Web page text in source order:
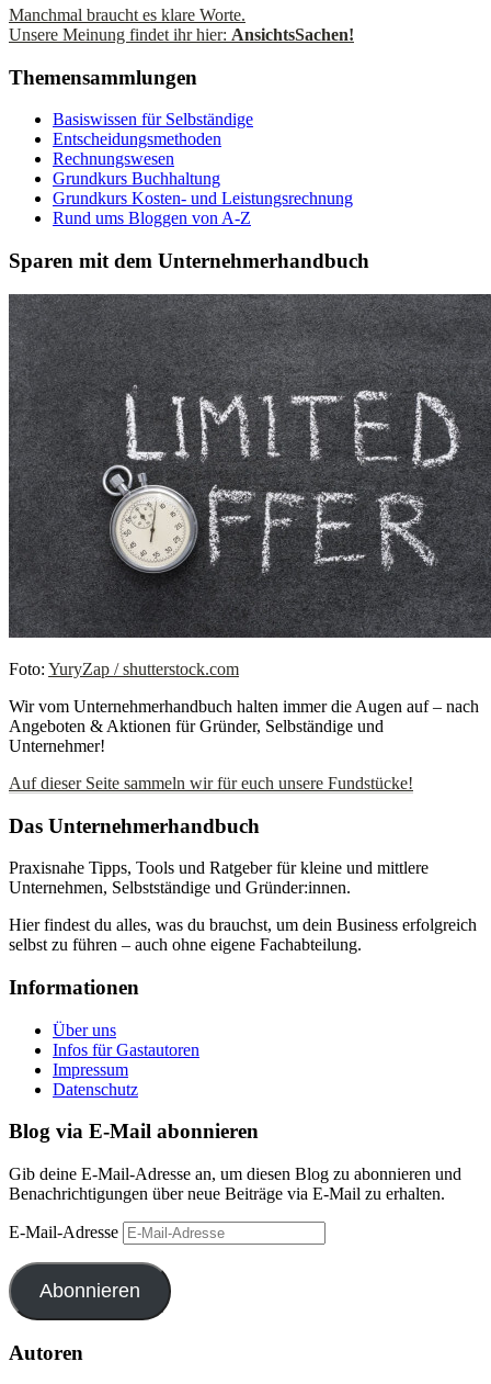
Manchmal braucht es klare Worte.
Unsere Meinung findet ihr hier: AnsichtsSachen!
Themensammlungen
Basiswissen für Selbständige
Entscheidungsmethoden
Rechnungswesen
Grundkurs Buchhaltung
Grundkurs Kosten- und Leistungsrechnung
Rund ums Bloggen von A-Z
Sparen mit dem Unternehmerhandbuch
Foto: YuryZap / shutterstock.com
Wir vom Unternehmerhandbuch halten immer die Augen auf – nach
Angeboten & Aktionen für Gründer, Selbständige und
Unternehmer!
Auf dieser Seite sammeln wir für euch unsere Fundstücke!
Das Unternehmerhandbuch
Praxisnahe Tipps, Tools und Ratgeber für kleine und mittlere
Unternehmen, Selbstständige und Gründer:innen.
Hier findest du alles, was du brauchst, um dein Business erfolgreich
selbst zu führen – auch ohne eigene Fachabteilung.
Informationen
Über uns
Infos für Gastautoren
Impressum
Datenschutz
Blog via E-Mail abonnieren
Gib deine E-Mail-Adresse an, um diesen Blog zu abonnieren und
Benachrichtigungen über neue Beiträge via E-Mail zu erhalten.
E-Mail-Adresse
Abonnieren
Autoren